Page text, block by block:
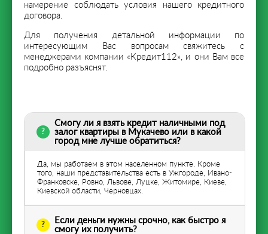
намерение соблюдать условия нашего кредитного
договора.
Для получения детальной информации по
интересующим Вас вопросам свяжитесь с
менеджерами компании «Кредит112», и они Вам все
подробно разъяснят.
Да, мы работаем в этом населенном пункте. Кроме
того, наши представительства есть в Ужгороде, Ивано-
Франковске, Ровно, Львове, Луцке, Житомире, Киеве,
Киевской области, Черновцах.
Смогу ли я взять кредит наличными под
залог квартиры в Мукачево или в какой
город мне лучше обратиться?
Если деньги нужны срочно, как быстро я
смогу их получить?